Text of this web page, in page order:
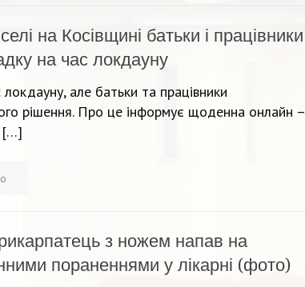
на Косівщині батьки і працівники
на час локдауну
але батьки та працівники
рішення. Про це інформує щоденна онлайн –
[…]
з ножем напав на
пораненнями у лікарні (фото)